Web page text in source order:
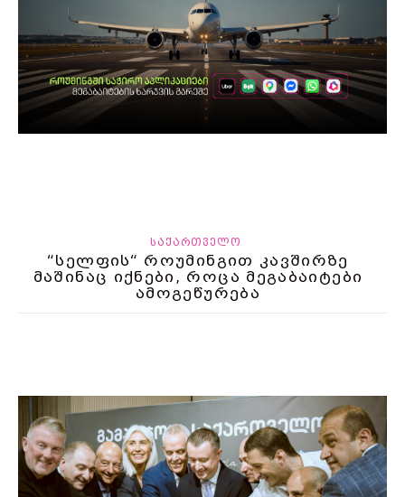
ᲡᲐᲥᲐᲠᲗᲕᲔᲚᲝ
“სელფის“ როუმინგით კავშირზე
მაშინაც იქნები, როცა მეგაბაიტები
ამოგეწურება